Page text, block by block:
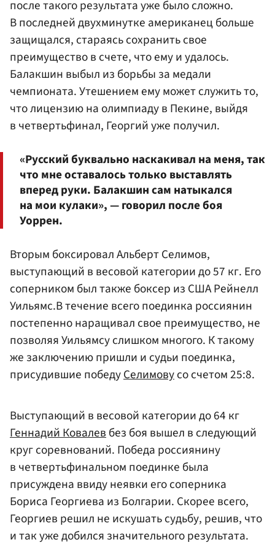
после такого результата уже было сложно.
В последней двухминутке американец больше
защищался, стараясь сохранить свое
преимущество в счете, что ему и удалось.
Балакшин выбыл из борьбы за медали
чемпионата. Утешением ему может служить то,
что лицензию на олимпиаду в Пекине, выйдя
в четвертьфинал, Георгий уже получил.
«Русский буквально наскакивал на меня, так
что мне оставалось только выставлять
вперед руки. Балакшин сам натыкался
на мои кулаки», — говорил после боя
Уоррен.
Вторым боксировал Альберт Селимов,
выступающий в весовой категории до 57 кг. Его
соперником был также боксер из США Рейнелл
Уильямс.В течение всего поединка россиянин
постепенно наращивал свое преимущество, не
позволяя Уильямсу слишком многого. К такому
же заключению пришли и судьи поединка,
присудившие победуСелимовусо счетом 25:8.
Выступающий в весовой категории до 64 кг
Геннадий Ковалевбез боя вышел в следующий
круг соревнований. Победа россиянину
в четвертьфинальном поединке была
присуждена ввиду неявки его соперника
Бориса Георгиева из Болгарии. Скорее всего,
Георгиев решил не искушать судьбу, решив, что
и так уже добился значительного результата.